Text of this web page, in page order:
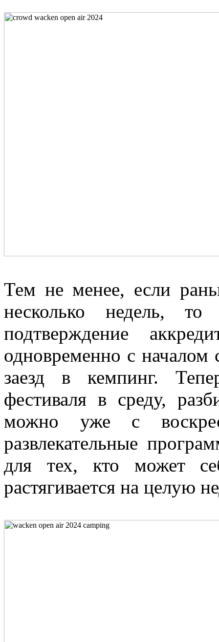
Тем не менее, если
несколько недель,
подтверждение
одновременно с
заезд в кемпинг.
фестиваля в среду,
можно уже с
развлекательные
для тех, кто может
растягивается на целую